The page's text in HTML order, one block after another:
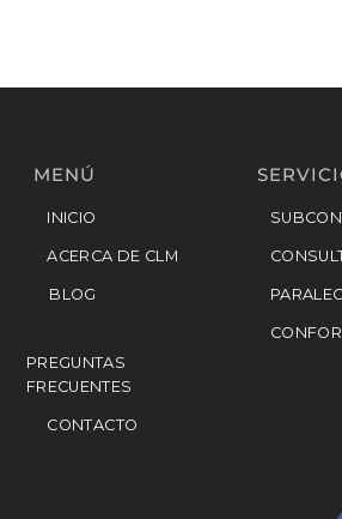
MENÚ
INICIO
ACERCA DE CLM
BLOG
PREGUNTAS
FRECUENTES
CONTACTO